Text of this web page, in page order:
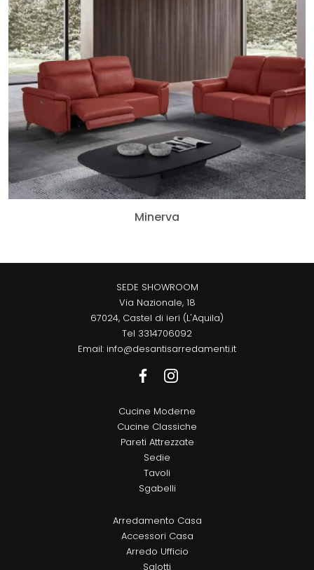
Minerva
SEDE SHOWROOM
Via Nazionale, 18
67024, Castel di ieri (L'Aquila)
Tel 3314706092
Email: info@desantisarredamenti.it
Cucine Moderne
Cucine Classiche
Pareti Attrezzate
Sedie
Tavoli
Sgabelli
Arredamento Casa
Accessori Casa
Arredo Ufficio
Salotti